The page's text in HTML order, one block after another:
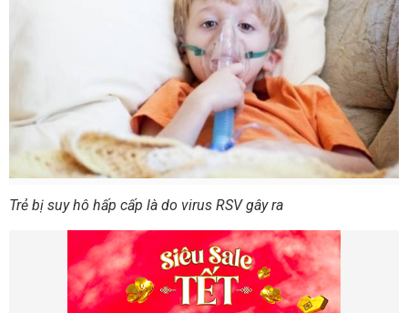
Trẻ bị suy hô hấp cấp là do virus RSV gây ra